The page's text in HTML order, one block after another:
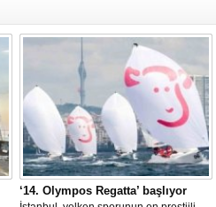
‘14. Olympos Regatta’ başlıyor